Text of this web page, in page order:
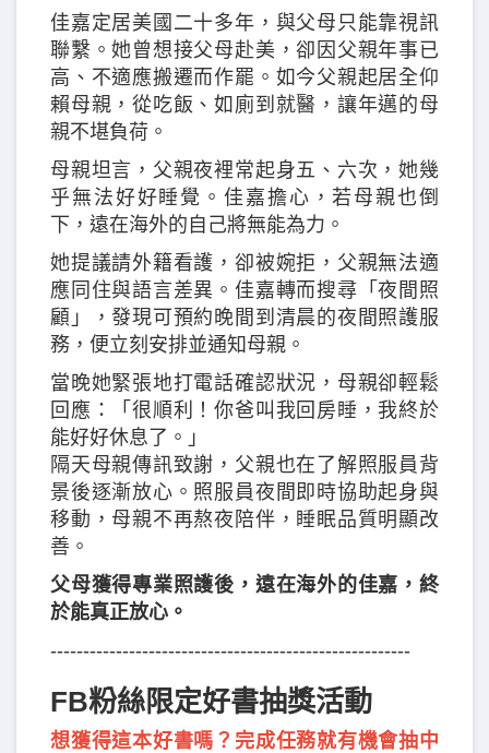
佳嘉定居美國二十多年，與父母只能靠視訊
聯繫。她曾想接父母赴美，卻因父親年事已
高、不適應搬遷而作罷。如今父親起居全仰
賴母親，從吃飯、如廁到就醫，讓年邁的母
親不堪負荷。
母親坦言，父親夜裡常起身五、六次，她幾
乎無法好好睡覺。佳嘉擔心，若母親也倒
下，遠在海外的自己將無能為力。
她提議請外籍看護，卻被婉拒，父親無法適
應同住與語言差異。佳嘉轉而搜尋「夜間照
顧」，發現可預約晚間到清晨的夜間照護服
務，便立刻安排並通知母親。
當晚她緊張地打電話確認狀況，母親卻輕鬆
回應：「很順利！你爸叫我回房睡，我終於
能好好休息了。」
隔天母親傳訊致謝，父親也在了解照服員背
景後逐漸放心。照服員夜間即時協助起身與
移動，母親不再熬夜陪伴，睡眠品質明顯改
善。
父母獲得專業照護後，遠在海外的佳嘉，終
於能真正放心。
-------------------------------------------------------
FB粉絲限定好書抽獎活動
想獲得這本好書嗎？完成任務就有機會抽中